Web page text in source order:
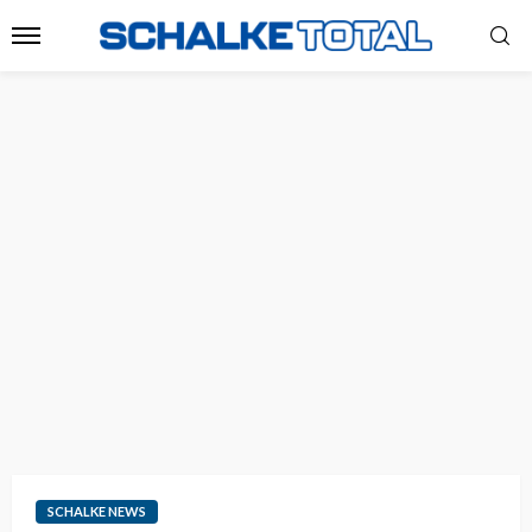
SCHALKE NEWS